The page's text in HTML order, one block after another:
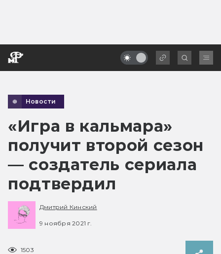
Новости
«Игра в кальмара»
получит второй сезон
— создатель сериала
подтвердил
Дмитрий Кинский
9 ноября 2021 г.
1503